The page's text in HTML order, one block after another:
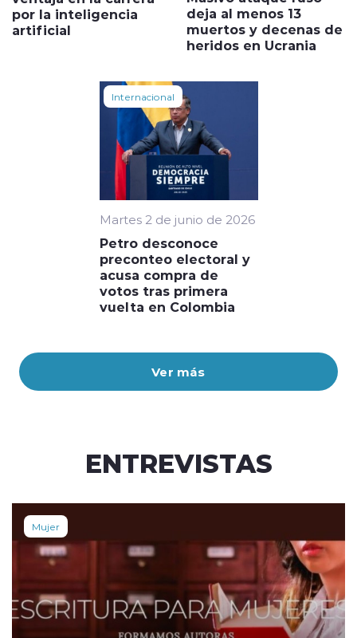
Ver más
por la inteligencia
artificial
deja al menos 13
muertos y decenas de
heridos en Ucrania
Internacional
Martes 2 de junio de 2026
Petro desconoce
preconteo electoral y
acusa compra de
votos tras primera
vuelta en Colombia
ENTREVISTAS
Mujer